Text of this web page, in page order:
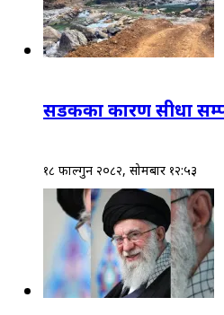
सडकका कारण सीधा
१८ फाल्गुन २०८२, सोमबार १२:५३